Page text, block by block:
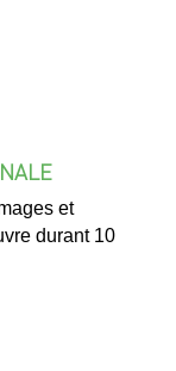
et
durant 10